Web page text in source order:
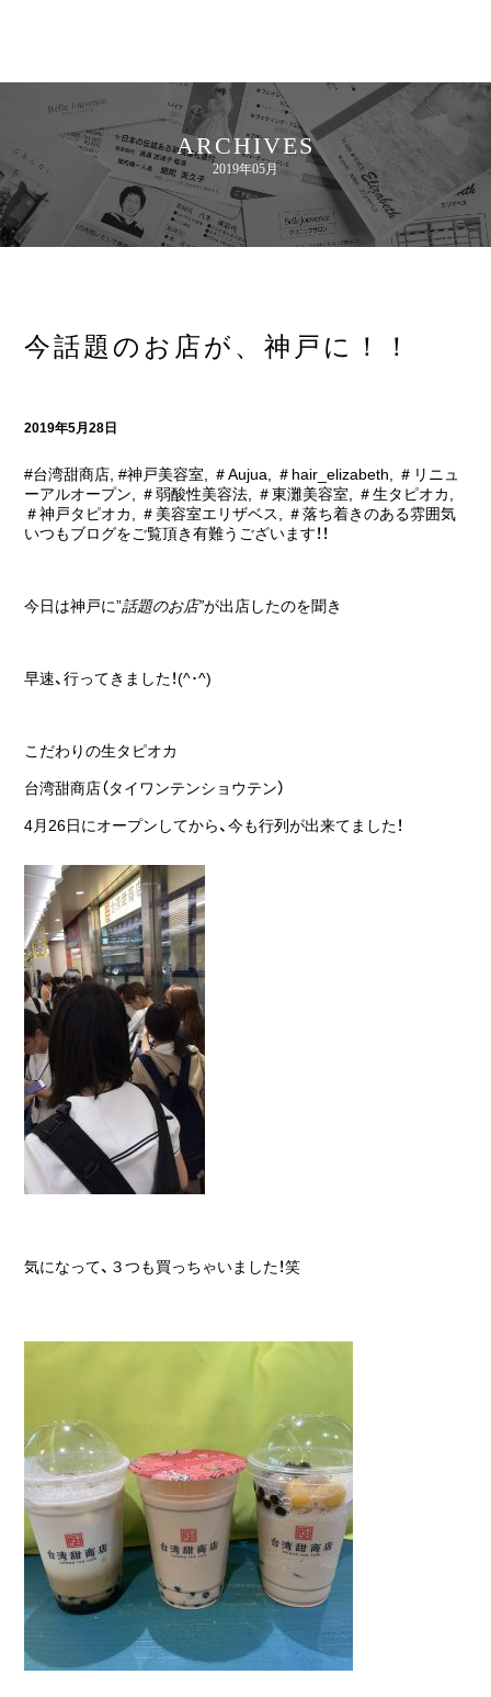
ARCHIVES
2019年05月
今話題のお店が、神戸に！！
2019年5月28日
#台湾甜商店 ,#神戸美容室 ＃Aujua ＃hair_elizabeth
＃リニュ
ーアルオープン
＃弱酸性美容法 ＃東灘美容室 ＃生タピオカ
＃神戸タピオカ
＃美容室エリザベス
＃落ち着きのある雰囲気
いつもブログをご覧頂き有難うございます！！
今日は神戸に”話題のお店”が出店したのを聞き
早速、行ってきました！(^･^)
こだわりの生タピオカ
台湾甜商店（タイワンテンショウテン）
4月26日にオープンしてから、今も行列が出来てました！
気になって、３つも買っちゃいました！笑